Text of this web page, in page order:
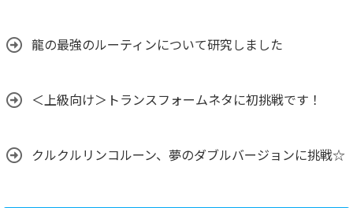
龍の最強のルーティンについて研究しました
＜上級向け＞トランスフォームネタに初挑戦です！
クルクルリンコルーン、夢のダブルバージョンに挑戦☆